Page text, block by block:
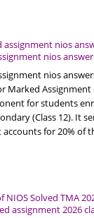
nios
nios
Marked Assignment
for students
(Class 12). It
for 20% of
assignment 2026